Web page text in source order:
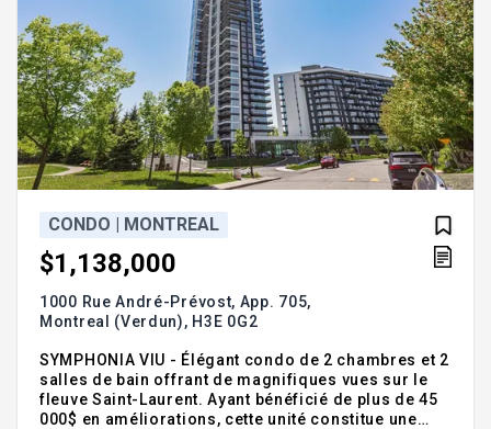
CONDO | MONTREAL
$1,138,000
1000 Rue André-Prévost, App. 705,
Montreal (Verdun), H3E 0G2
SYMPHONIA VIU - Élégant condo de 2 chambres et 2
salles de bain offrant de magnifiques vues sur le
fleuve Saint-Laurent. Ayant bénéficié de plus de 45
000$ en améliorations, cette unité constitue une